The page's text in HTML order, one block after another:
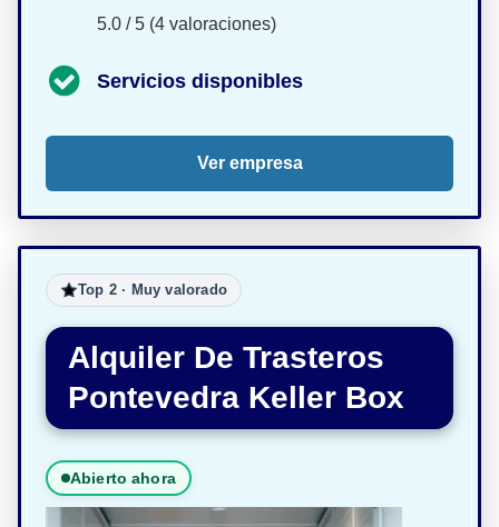
5.0 / 5 (4 valoraciones)
Servicios disponibles
Ver empresa
Top 2 · Muy valorado
Alquiler De Trasteros
Pontevedra Keller Box
Abierto ahora